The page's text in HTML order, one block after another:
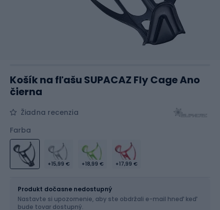
Košík na fľašu SUPACAZ Fly Cage Ano
čierna
Žiadna recenzia
Farba
+15,99 € +18,99 € +17,99 €
Produkt dočasne nedostupný
Nastavte si upozornenie, aby ste obdržali e-mail hneď keď
bude tovar dostupný.